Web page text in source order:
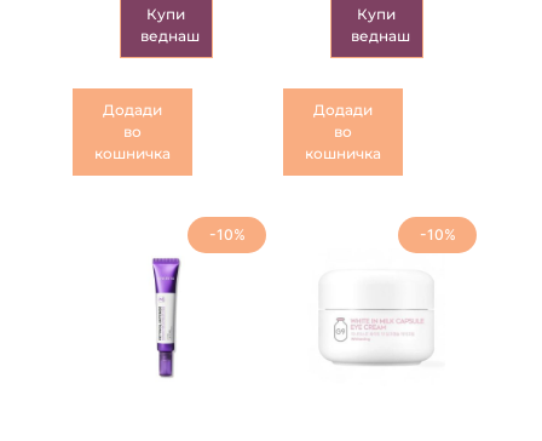
Купи
веднаш
Додади
во
кошничка
Купи
веднаш
Додади
во
кошничка
-10% -10%